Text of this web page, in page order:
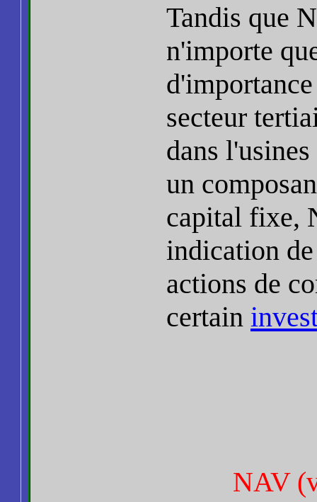
Tandis que
n'importe
secteur
dans
un
capital fixe,
indication
actions de
certain
NAV